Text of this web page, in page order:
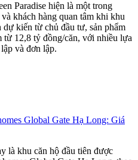
Paradise hiện là một trong
khách hàng quan tâm khi khu
kiến từ chủ đầu tư, sản phẩm
12,8 tỷ đồng/căn, với nhiều lựa
và đơn lập.
Global Gate Hạ Long: Giá
là khu căn hộ đầu tiên được